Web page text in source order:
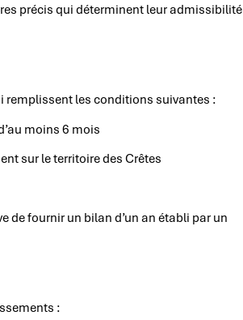
précis qui déterminent leur admissibilité
remplissent les conditions suivantes :
moins 6 mois
sur le territoire des Crêtes
de fournir un bilan d’un an établi par un
: